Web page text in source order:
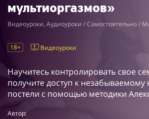
мультиоргазмов»
Видеоуроки, Аудиоуроки / Самостоятельно /
18+ Видеоуроки
Научитесь контролировать свое
получите доступ к
постели с помощью методики
Автор: